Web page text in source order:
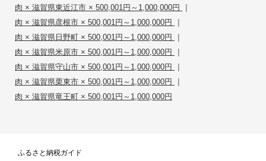
肉 × 滋賀県東近江市 × 500,001円～1,000,000円 |
肉 × 滋賀県彦根市 × 500,001円～1,000,000円 |
肉 × 滋賀県日野町 × 500,001円～1,000,000円 |
肉 × 滋賀県米原市 × 500,001円～1,000,000円 |
肉 × 滋賀県守山市 × 500,001円～1,000,000円 |
肉 × 滋賀県栗東市 × 500,001円～1,000,000円 |
肉 × 滋賀県竜王町 × 500,001円～1,000,000円
ふるさと納税ガイド